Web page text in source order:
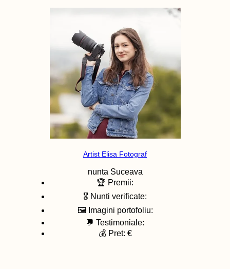
Artist Elisa Fotograf
nunta Suceava
🏆 Premii:
🎖️ Nunti verificate:
🖼️ Imagini portofoliu:
💬 Testimoniale:
💰 Pret: €